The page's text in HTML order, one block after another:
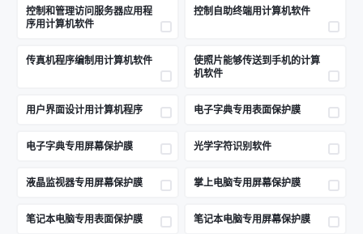
控制和管理访问服务器应用程
序用计算机软件
控制自助终端用计算机软件
传真机程序编制用计算机软件
使照片能够传送到手机的计算
机软件
用户界面设计用计算机程序 电子字典专用表面保护膜
电子字典专用屏幕保护膜 光学字符识别软件
液晶监视器专用屏幕保护膜 掌上电脑专用屏幕保护膜
笔记本电脑专用表面保护膜 笔记本电脑专用屏幕保护膜